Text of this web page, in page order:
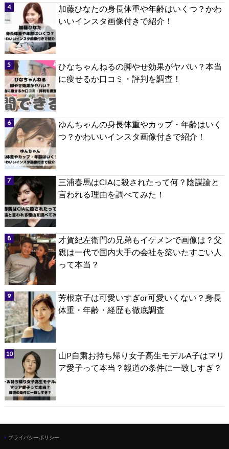
加藤ひなたの身長体重や年齢はいくつ？かわ
いいインスタ画像付きで紹介！
ひなちゃんねるの脚やせ効果がヤバい？本当
に痩せるか口コミ・評判を調査！
ゆんちゃんの身長体重やカップ・年齢はいく
つ？かわいいインスタ画像付きで紹介！
三浦春馬はCIAに殺されたって何？陰謀論と
言われる理由を調べてみた！
才賀紀左衛門の兄弟もイケメンで画像は？父
親は一代で国内大手の会社を築いたすごい人
って本当？
芳根京子は可愛いすぎor可愛いくない？身長
体重・年齢・経歴も徹底調査
山P自粛お持ち帰り女子高生モデルA子はマリ
ア愛子って本当？報道の条件に一致しすぎ？
プライバシーポリシー